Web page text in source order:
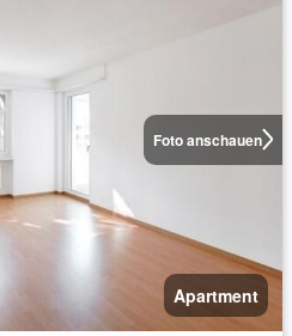
Foto anschauen
Apartment